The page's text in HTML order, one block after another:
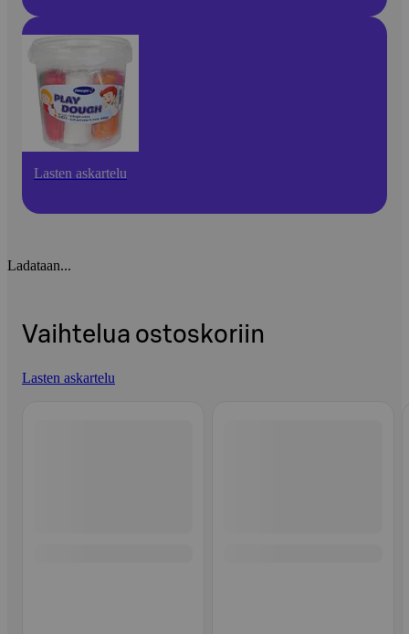
Lasten askartelu
Ladataan...
Vaihtelua ostoskoriin
Lasten askartelu